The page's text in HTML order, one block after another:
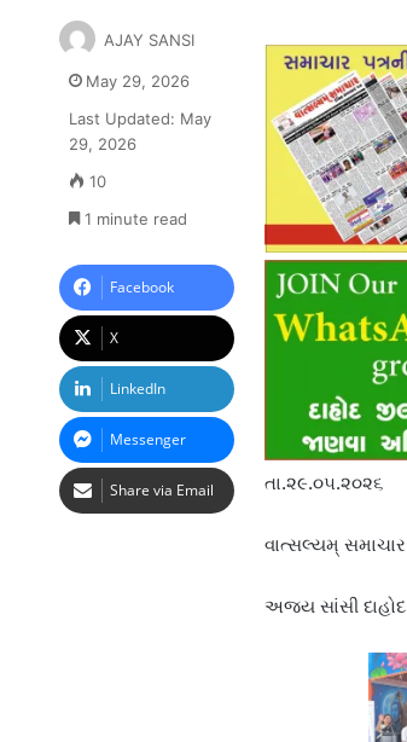
તા.૨૯.૦૫.૨૦૨૬
વાત્સલ્યમ્ સમાચાર
અજય સાંસી દાહોદ
AJAY SANSI
May 29, 2026
Last Updated: May
29, 2026
10
1 minute read
Facebook
X
LinkedIn
Messenger
Share via Email